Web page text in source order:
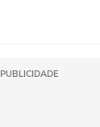
PUBLICIDADE